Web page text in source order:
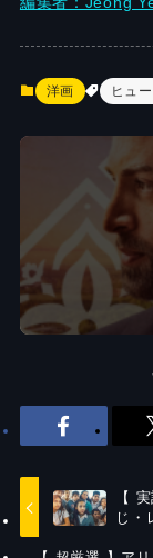
洋画 ヒュ
【
じ・